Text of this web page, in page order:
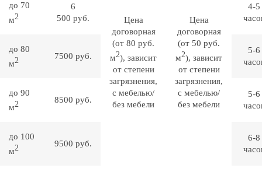
Цена
договорная
(от 80 руб.
м2), зависит
от степени
загрязнения,
с мебелью/
без мебели
Цена
договорная
(от 50 руб.
м2), зависит
от степени
загрязнения,
с мебелью/
без мебели
до 70
м2
6
500 руб.
4-5
до 80
м2 7500 руб.
5-6
до 90
м2 8500 руб.
5-6
до 100
м2 9500 руб.
6-8